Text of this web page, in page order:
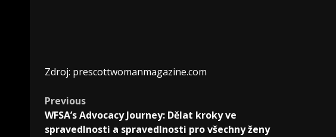
Zdroj: prescottwomanmagazine.com
Previous
WFSA’s Advocacy Journey: Dělat kroky ve
spravedlnosti a spravedlnosti pro všechny ženy